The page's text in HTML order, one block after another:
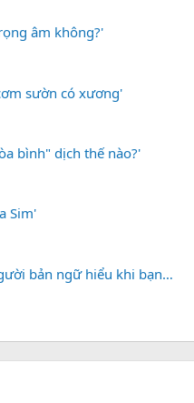
âm không?'
sườn có xương'
bình" dịch thế nào?'
Sim'
bản ngữ hiểu khi bạn…